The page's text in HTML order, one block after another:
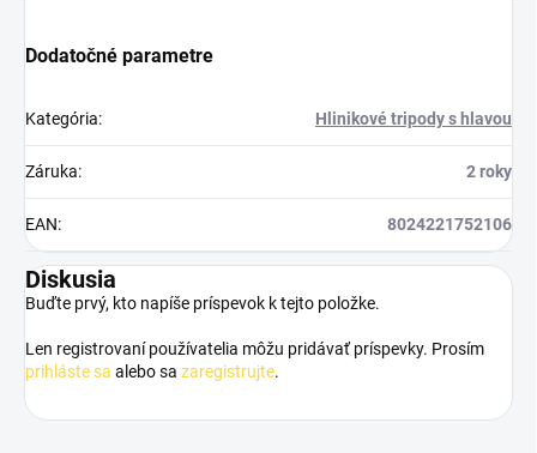
Dodatočné parametre
Kategória: Hlinikové tripody s hlavou
Záruka: 2 roky
EAN: 8024221752106
Diskusia
Buďte prvý, kto napíše príspevok k tejto položke.
Len registrovaní používatelia môžu pridávať príspevky. Prosím
prihláste sa alebo sa zaregistrujte.